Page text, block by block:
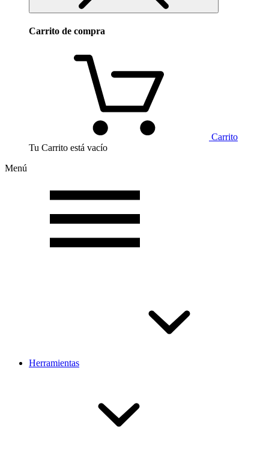
Carrito de compra
Carrito
Tu Carrito está vacío
Menú
Herramientas